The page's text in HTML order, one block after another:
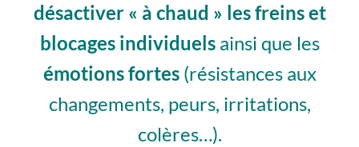
désactiver « à chaud » les freins et
blocages individuelsainsi que les
émotions fortes(résistances aux
changements, peurs, irritations,
colères…).